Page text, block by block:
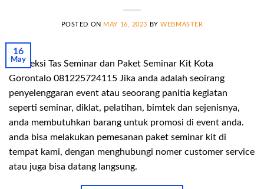
POSTED ON MAY 16, 2023 BYWEBMASTER
16
May
Konveksi Tas Seminar dan Paket Seminar Kit Kota
Gorontalo 081225724115 Jika anda adalah seoirang
penyelenggaran event atau seoorang panitia kegiatan
seperti seminar, diklat, pelatihan, bimtek dan sejenisnya,
anda membutuhkan barang untuk promosi di event anda.
anda bisa melakukan pemesanan paket seminar kit di
tempat kami, dengan menghubungi nomer customer service
atau juga bisa datang langsung.